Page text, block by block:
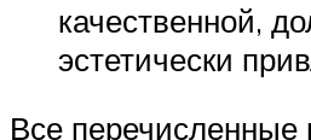
качественной,
эстетически
Все